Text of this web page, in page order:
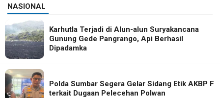
NASIONAL
Karhutla Terjadi di Alun-alun Suryakancana
Gunung Gede Pangrango, Api Berhasil
Dipadamka
Polda Sumbar Segera Gelar Sidang Etik AKBP F
terkait Dugaan Pelecehan Polwan